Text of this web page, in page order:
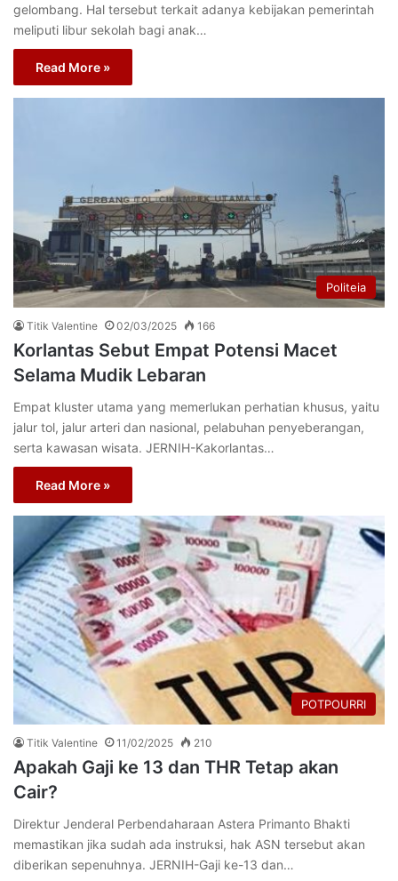
gelombang. Hal tersebut terkait adanya kebijakan pemerintah
meliputi libur sekolah bagi anak…
Read More »
Politeia
Titik Valentine 02/03/2025 166
Korlantas Sebut Empat Potensi Macet
Selama Mudik Lebaran
Empat kluster utama yang memerlukan perhatian khusus, yaitu
jalur tol, jalur arteri dan nasional, pelabuhan penyeberangan,
serta kawasan wisata. JERNIH-Kakorlantas…
Read More »
POTPOURRI
Titik Valentine 11/02/2025 210
Apakah Gaji ke 13 dan THR Tetap akan
Cair?
Direktur Jenderal Perbendaharaan Astera Primanto Bhakti
memastikan jika sudah ada instruksi, hak ASN tersebut akan
diberikan sepenuhnya. JERNIH-Gaji ke-13 dan…